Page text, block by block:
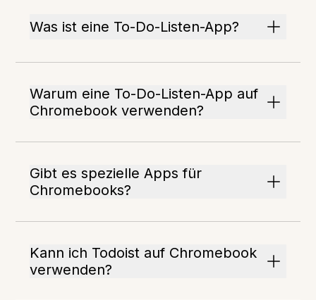
Was ist eine To-Do-Listen-App?
Warum eine To-Do-Listen-App auf
Chromebook verwenden?
Gibt es spezielle Apps für
Chromebooks?
Kann ich Todoist auf Chromebook
verwenden?